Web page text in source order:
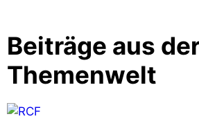
Beiträge aus
Themenwelt